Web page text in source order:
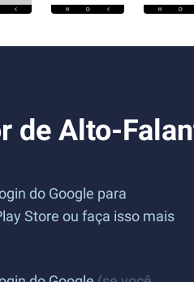
de Alto-
do Google para
Store ou faça isso mais